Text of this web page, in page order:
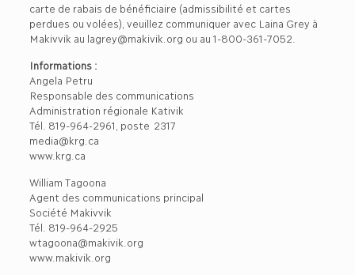
carte de rabais de bénéficiaire (admissibilité et cartes
perdues ou volées), veuillez communiquer avec Laina Grey à
Makivvik au lagrey@makivik.org ou au 1-800-361-7052.
Informations :
Angela Petru
Responsable des communications
Administration régionale Kativik
Tél. 819-964-2961, poste 2317
media@krg.ca
www.krg.ca
William Tagoona
Agent des communications principal
Société Makivvik
Tél. 819-964-2925
wtagoona@makivik.org
www.makivik.org